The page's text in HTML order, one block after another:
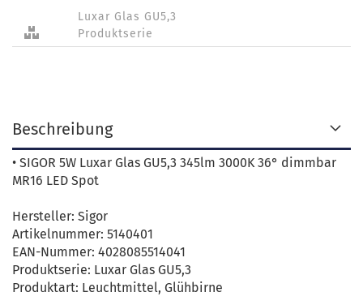
Luxar Glas GU5,3
Produktserie
Beschreibung
• SIGOR 5W Luxar Glas GU5,3 345lm 3000K 36° dimmbar
MR16 LED Spot
Hersteller: Sigor
Artikelnummer: 5140401
EAN-Nummer: 4028085514041
Produktserie: Luxar Glas GU5,3
Produktart: Leuchtmittel, Glühbirne